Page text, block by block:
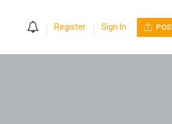
Register Sign In